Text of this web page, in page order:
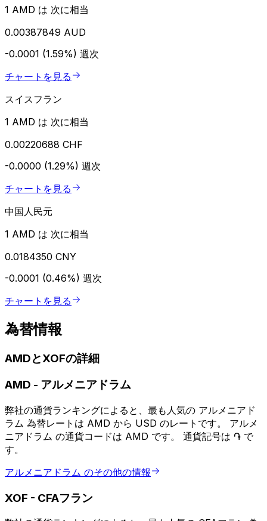
1 AMD は 次に相当
0.00387849 AUD
-0.0001 (1.59%) 週次
チャートを見る
スイスフラン
1 AMD は 次に相当
0.00220688 CHF
-0.0000 (1.29%) 週次
チャートを見る
中国人民元
1 AMD は 次に相当
0.0184350 CNY
-0.0001 (0.46%) 週次
チャートを見る
為替情報
AMDとXOFの詳細
AMD - アルメニアドラム
弊社の通貨ランキングによると、最も人気の アルメニアド
ラム 為替レートは AMD から USD のレートです。 アルメ
ニアドラム の通貨コードは AMD です。 通貨記号は ֏ で
す。
アルメニアドラム のその他の情報
XOF - CFAフラン